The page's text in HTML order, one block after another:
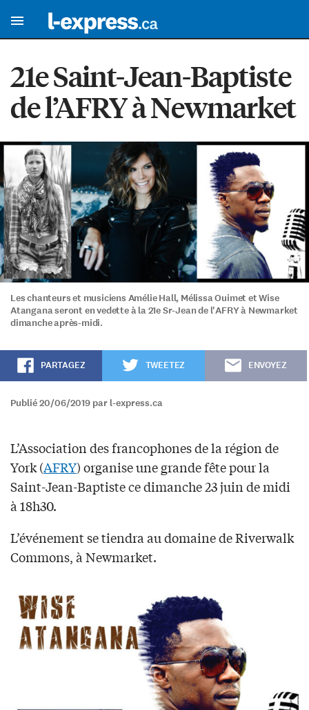
21e Saint-Jean-Baptiste
de l’AFRY à Newmarket
Les chanteurs et musiciens Amélie Hall, Mélissa Ouimet et Wise
Atangana seront en vedette à la 21e Sr-Jean de l'AFRY à Newmarket
dimanche après-midi.
PARTAGEZ TWEETEZ ENVOYEZ
Publié 20/06/2019 par l-express.ca
L’Association des francophones de la région de
York (AFRY) organise une grande fête pour la
Saint-Jean-Baptiste ce dimanche 23 juin de midi
à 18h30.
L’événement se tiendra au domaine de Riverwalk
Commons, à Newmarket.